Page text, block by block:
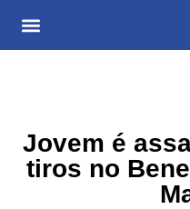
Jovem é
tiros no